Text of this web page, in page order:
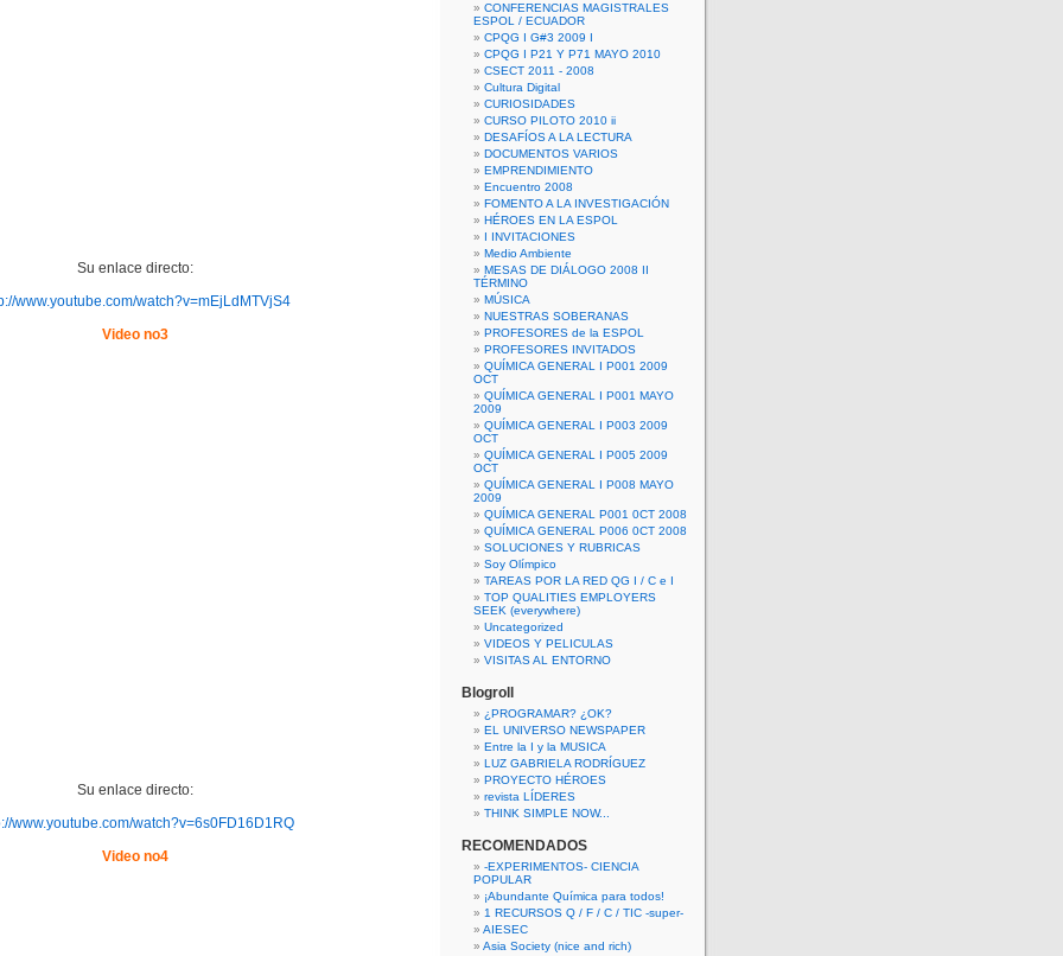
Su enlace directo:
www.youtube.com/watch?v=mEjLdMTVjS4
Video no3
Su enlace directo:
www.youtube.com/watch?v=6s0FD16D1RQ
Video no4
CONFERENCIAS MAGISTRALES
ESPOL / ECUADOR
CPQG I G#3 2009 I
CPQG I P21 Y P71 MAYO 2010
CSECT 2011 - 2008
Cultura Digital
CURIOSIDADES
CURSO PILOTO 2010 ii
DESAFÍOS A LA LECTURA
DOCUMENTOS VARIOS
EMPRENDIMIENTO
Encuentro 2008
FOMENTO A LA INVESTIGACIÓN
HÉROES EN LA ESPOL
I INVITACIONES
Medio Ambiente
MESAS DE DIÁLOGO 2008 II
TÉRMINO
MÚSICA
NUESTRAS SOBERANAS
PROFESORES de la ESPOL
PROFESORES INVITADOS
QUÍMICA GENERAL I P001 2009
OCT
QUÍMICA GENERAL I P001 MAYO
2009
QUÍMICA GENERAL I P003 2009
OCT
QUÍMICA GENERAL I P005 2009
OCT
QUÍMICA GENERAL I P008 MAYO
2009
QUÍMICA GENERAL P001 0CT 2008
QUÍMICA GENERAL P006 0CT 2008
SOLUCIONES Y RUBRICAS
Soy Olímpico
TAREAS POR LA RED QG I / C e I
TOP QUALITIES EMPLOYERS
SEEK (everywhere)
Uncategorized
VIDEOS Y PELICULAS
VISITAS AL ENTORNO
Blogroll
¿PROGRAMAR? ¿OK?
EL UNIVERSO NEWSPAPER
Entre la I y la MUSICA
LUZ GABRIELA RODRÍGUEZ
PROYECTO HÉROES
revista LÍDERES
THINK SIMPLE NOW...
RECOMENDADOS
-EXPERIMENTOS- CIENCIA
POPULAR
¡Abundante Química para todos!
1 RECURSOS Q / F / C / TIC -super-
AIESEC
Asia Society (nice and rich)